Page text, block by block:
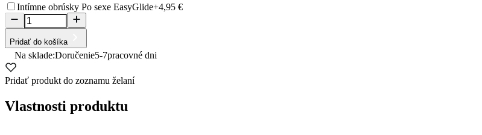
Intímne obrúsky Po sexe EasyGlide+4,95 €
Pridať do košíka
Na sklade:Doručenie5-7pracovné dni
Pridať produkt do zoznamu želaní
Vlastnosti produktu